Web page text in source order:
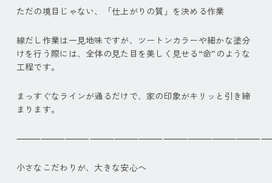
ただの境目じゃない、「仕上がりの質」を決める作業
線だし作業は一見地味ですが、ツートンカラーや細かな塗分
けを行う際には、全体の見た目を美しく見せる“命”のような
工程です。
まっすぐなラインが通るだけで、家の印象がキリッと引き締
まります。
小さなこだわりが、大きな安心へ